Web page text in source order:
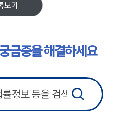
소개
소개
보기
금증을 해결하세요